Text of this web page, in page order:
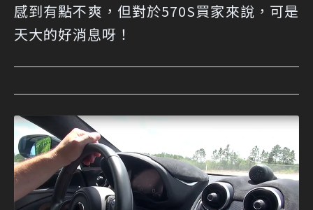
感到有點不爽，但對於570S買家來說，可是
天大的好消息呀！